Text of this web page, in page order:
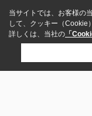
当サイトでは、お客様の
して、クッキー（Cookie
詳しくは、当社の 「